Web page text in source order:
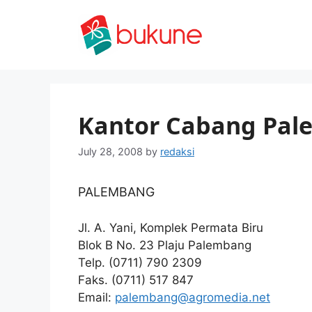
Kantor Cabang
July 28, 2008 by redaksi
PALEMBANG
Jl. A. Yani, Komplek Permata Biru
Blok B No. 23 Plaju Palembang
Telp. (0711) 790 2309
Faks. (0711) 517 847
Email: palembang@agromedia.net